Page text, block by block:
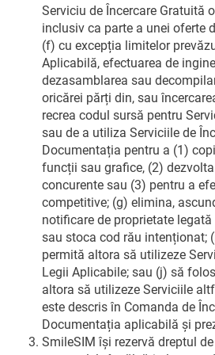
Serviciu de Încercare Gratuită
inclusiv ca parte a unei oferte
(f) cu excepția limitelor
Aplicabilă, efectuarea de
dezasamblarea sau
oricărei părți din, sau
recrea codul sursă pentru
sau de a utiliza Serviciile de
Documentația pentru a (1)
funcții sau grafice, (2)
concurente sau (3) pentru a
competitive; (g) elimina,
notificare de proprietate
sau stoca cod rău intenționat;
permită altora să utilizeze
Legii Aplicabile; sau (j) să
altora să utilizeze Serviciile
este descris în Comanda de
Documentația aplicabilă și
SmileSIM își rezervă dreptul